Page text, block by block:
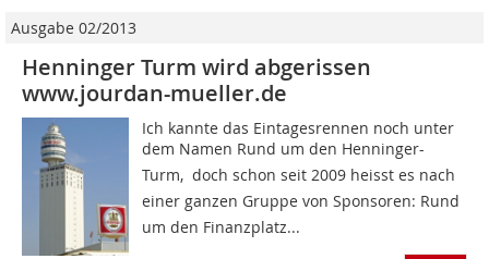
Ausgabe 02/2013
Henninger Turm wird abgerissen
www.jourdan-mueller.de
Ich kannte das Eintagesrennen noch unter
dem Namen Rund um den Henninger-
Turm, doch schon seit 2009 heisst es nach
einer ganzen Gruppe von Sponsoren: Rund
um den Finanzplatz...